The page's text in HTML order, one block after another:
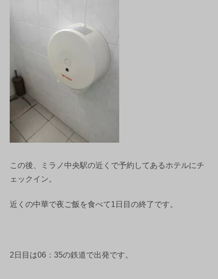
この後、ミラノ中央駅の近くで予約してあるホテルにチ
ェックイン。
近くの中華で夜ご飯を食べて1日目の終了です。
2日目は06：35の鉄道で出発です。